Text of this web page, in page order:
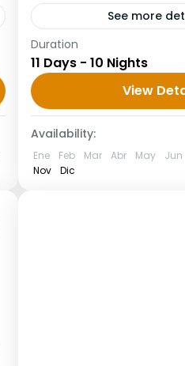
See more
Tour por Marruecos 11
al desierto Día 1.
Recogida en el
con un cartel que
Duration
11 Days - 10 Nights
View
Availability:
Ene Feb Mar Abr May Jun
Nov
Dic